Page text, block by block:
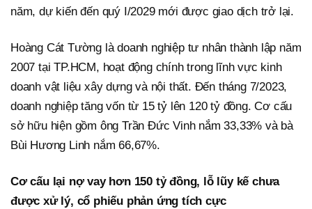
năm, dự kiến đến quý I/2029 mới được giao dịch trở lại.
Hoàng Cát Tường là doanh nghiệp tư nhân thành lập năm
2007 tại TP.HCM, hoạt động chính trong lĩnh vực kinh
doanh vật liệu xây dựng và nội thất. Đến tháng 7/2023,
doanh nghiệp tăng vốn từ 15 tỷ lên 120 tỷ đồng. Cơ cấu
sở hữu hiện gồm ông Trần Đức Vinh nắm 33,33% và bà
Bùi Hương Linh nắm 66,67%.
Cơ cấu lại nợ vay hơn 150 tỷ đồng, lỗ lũy kế chưa
được xử lý, cổ phiếu phản ứng tích cực